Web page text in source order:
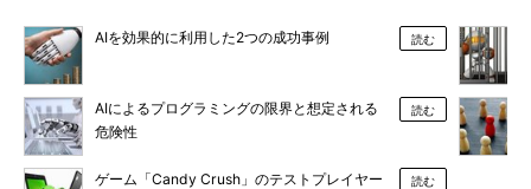
AIを効果的に利用した2つの成功事例 読む
AIによるプログラミングの限界と想定される
危険性
読む
ゲーム「Candy Crush」のテストプレイヤー
読む